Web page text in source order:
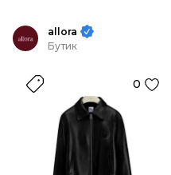
allora
Бутик
0